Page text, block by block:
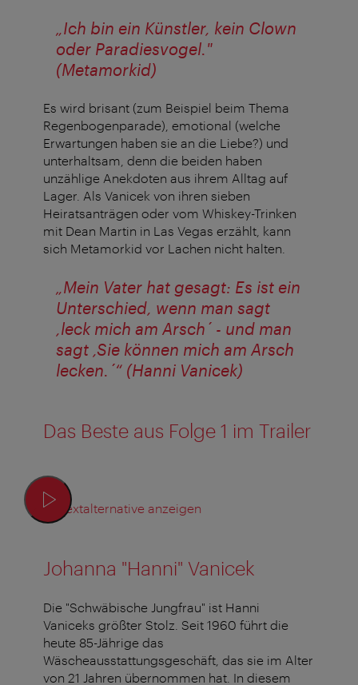
„Ich bin ein Künstler, kein Clown
oder Paradiesvogel."
(Metamorkid)
Es wird brisant (zum Beispiel beim Thema
Regenbogenparade), emotional (welche
Erwartungen haben sie an die Liebe?) und
unterhaltsam, denn die beiden haben
unzählige Anekdoten aus ihrem Alltag auf
Lager. Als Vanicek von ihren sieben
Heiratsanträgen oder vom Whiskey-Trinken
mit Dean Martin in Las Vegas erzählt, kann
sich Metamorkid vor Lachen nicht halten.
„Mein Vater hat gesagt: Es ist ein
Unterschied, wenn man sagt
,leck mich am Arsch´ - und man
sagt ,Sie können mich am Arsch
lecken.´“ (Hanni Vanicek)
Das Beste aus Folge 1 im Trailer
Textalternative anzeigen
Johanna "Hanni" Vanicek
Die "Schwäbische Jungfrau" ist Hanni
Vaniceks größter Stolz. Seit 1960 führt die
heute 85-Jährige das
Wäscheausstattungsgeschäft, das sie im Alter
von 21 Jahren übernommen hat. In diesem